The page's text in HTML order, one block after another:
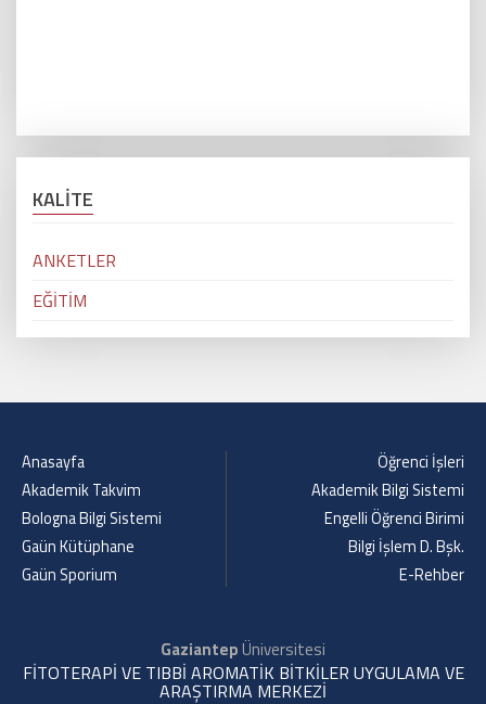
KALİTE
ANKETLER
EĞİTİM
Anasayfa
Akademik Takvim
Bologna Bilgi Sistemi
Gaün Kütüphane
Gaün Sporium
Öğrenci İşleri
Akademik Bilgi Sistemi
Engelli Öğrenci Birimi
Bilgi İşlem D. Bşk.
E-Rehber
GaziantepÜniversitesi
FİTOTERAPİ VE TIBBİ AROMATİK BİTKİLER UYGULAMA VE
ARAŞTIRMA MERKEZİ